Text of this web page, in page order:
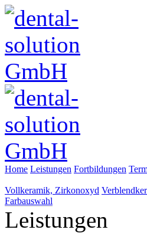
Home Leistungen Fortbildungen
Vollkeramik, Zirkonoxyd
Farbauswahl
Leistungen